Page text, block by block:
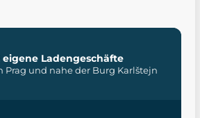
eigene Ladengeschäfte
Prag und nahe der Burg Karlštejn